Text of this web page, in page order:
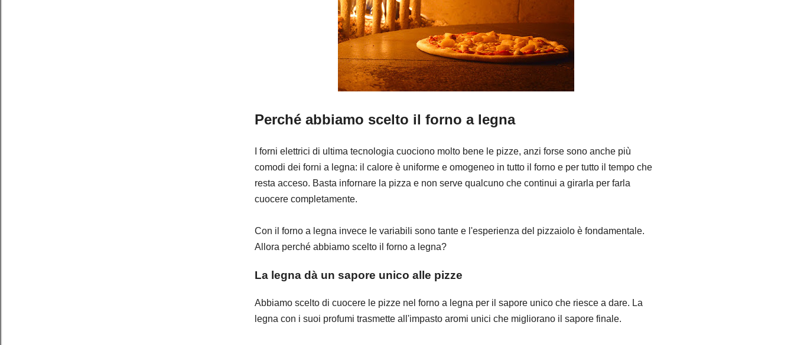
Perché abbiamo scelto il forno a legna
I forni elettrici di ultima tecnologia cuociono molto bene le pizze, anzi forse sono anche più
comodi dei forni a legna: il calore è uniforme e omogeneo in tutto il forno e per tutto il tempo che
resta acceso. Basta infornare la pizza e non serve qualcuno che continui a girarla per farla
cuocere completamente.
Con il forno a legna invece le variabili sono tante e l'esperienza del pizzaiolo è fondamentale.
Allora perché abbiamo scelto il forno a legna?
La legna dà un sapore unico alle pizze
Abbiamo scelto di cuocere le pizze nel forno a legna per il sapore unico che riesce a dare. La
legna con i suoi profumi trasmette all'impasto aromi unici che migliorano il sapore finale.